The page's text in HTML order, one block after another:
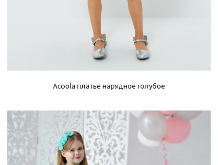
Acoola платье нарядное голубое